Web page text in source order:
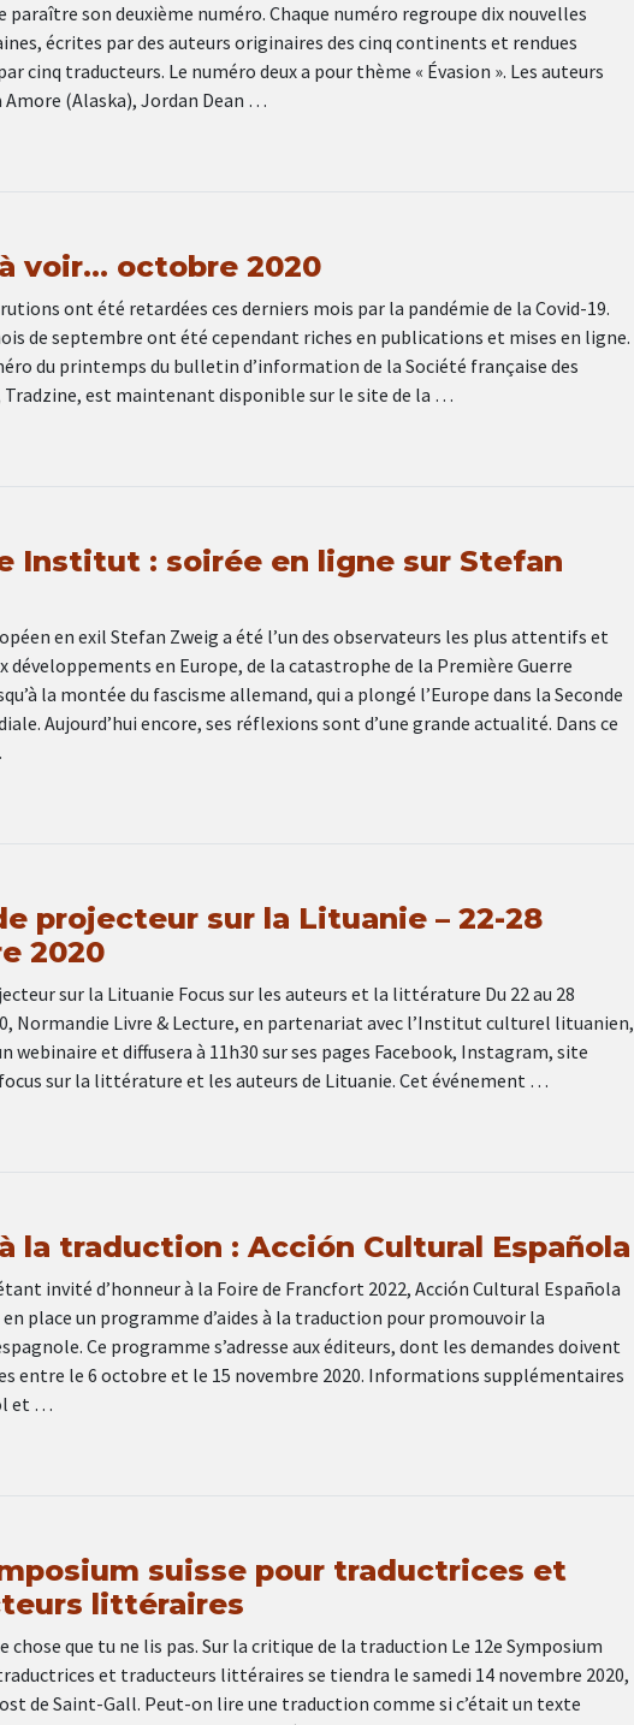
paraître son deuxième numéro. Chaque numéro regroupe dix nouvelles
écrites par des auteurs originaires des cinq continents et rendues
cinq traducteurs. Le numéro deux a pour thème « Évasion ». Les auteurs
(Alaska), Jordan Dean …
voir… octobre 2020
ont été retardées ces derniers mois par la pandémie de la Covid-19.
de septembre ont été cependant riches en publications et mises en ligne.
du printemps du bulletin d’information de la Société française des
Tradzine, est maintenant disponible sur le site de la …
Institut : soirée en ligne sur Stefan
en exil Stefan Zweig a été l’un des observateurs les plus attentifs et
développements en Europe, de la catastrophe de la Première Guerre
la montée du fascisme allemand, qui a plongé l’Europe dans la Seconde
Aujourd’hui encore, ses réflexions sont d’une grande actualité. Dans ce
projecteur sur la Lituanie – 22-28
2020
sur la Lituanie Focus sur les auteurs et la littérature Du 22 au 28
Normandie Livre & Lecture, en partenariat avec l’Institut culturel lituanien,
webinaire et diffusera à 11h30 sur ses pages Facebook, Instagram, site
sur la littérature et les auteurs de Lituanie. Cet événement …
la traduction : Acción Cultural Española
invité d’honneur à la Foire de Francfort 2022, Acción Cultural Española
en place un programme d’aides à la traduction pour promouvoir la
Ce programme s’adresse aux éditeurs, dont les demandes doivent
entre le 6 octobre et le 15 novembre 2020. Informations supplémentaires
et …
suisse pour traductrices et
littéraires
chose que tu ne lis pas. Sur la critique de la traduction Le 12e Symposium
et traducteurs littéraires se tiendra le samedi 14 novembre 2020,
de Saint-Gall. Peut-on lire une traduction comme si c’était un texte